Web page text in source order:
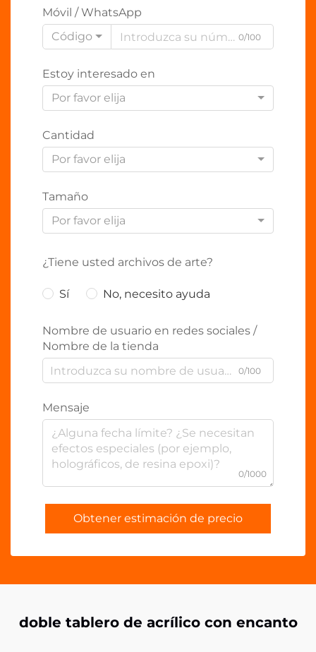
Móvil / WhatsApp
Código
0/100
Estoy interesado en
Por favor elija
Cantidad
Por favor elija
Tamaño
Por favor elija
¿Tiene usted archivos de arte?
Sí No, necesito ayuda
Nombre de usuario en redes sociales /
Nombre de la tienda
0/100
Mensaje
0/1000
Obtener estimación de precio
doble tablero de acrílico con encanto